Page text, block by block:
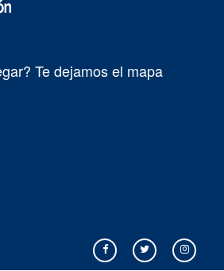
Te dejamos el mapa